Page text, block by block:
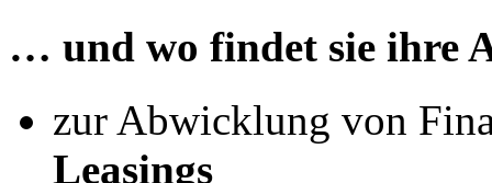
… und wo findet sie ihre
zur Abwicklung von
Leasings